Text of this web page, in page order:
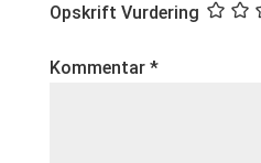
Opskrift Vurdering
Kommentar *